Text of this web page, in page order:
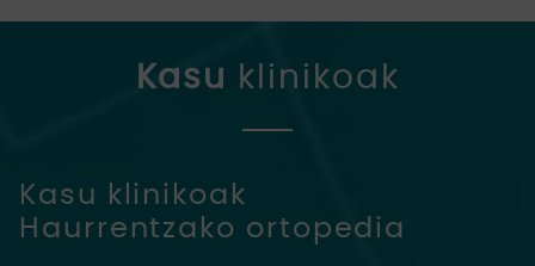
Kasu klinikoak
Kasu klinikoak
Haurrentzako ortopedia